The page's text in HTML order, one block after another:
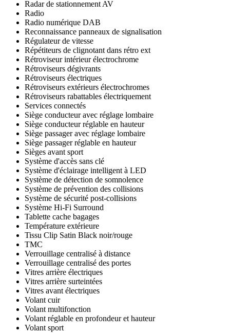
Radar de stationnement AV
Radio
Radio numérique DAB
Reconnaissance panneaux de signalisation
Régulateur de vitesse
Répétiteurs de clignotant dans rétro ext
Rétroviseur intérieur électrochrome
Rétroviseurs dégivrants
Rétroviseurs électriques
Rétroviseurs extérieurs électrochromes
Rétroviseurs rabattables électriquement
Services connectés
Siège conducteur avec réglage lombaire
Siège conducteur réglable en hauteur
Siège passager avec réglage lombaire
Siège passager réglable en hauteur
Sièges avant sport
Système d'accès sans clé
Système d'éclairage intelligent à LED
Système de détection de somnolence
Système de prévention des collisions
Système de sécurité post-collisions
Système Hi-Fi Surround
Tablette cache bagages
Température extérieure
Tissu Clip Satin Black noir/rouge
TMC
Verrouillage centralisé à distance
Verrouillage centralisé des portes
Vitres arrière électriques
Vitres arrière surteintées
Vitres avant électriques
Volant cuir
Volant multifonction
Volant réglable en profondeur et hauteur
Volant sport